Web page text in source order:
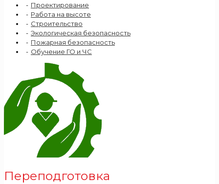
Проектирование
Работа на высоте
Строительство
Экологическая безопасность
Пожарная безопасность
Обучение ГО и ЧС
Переподготовка